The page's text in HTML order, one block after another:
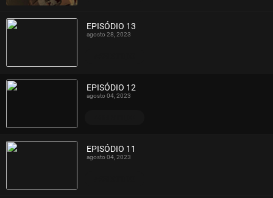
EPISÓDIO 13
agosto 28, 2023
EPISÓDIO 12
agosto 04, 2023
EPISÓDIO 11
agosto 04, 2023